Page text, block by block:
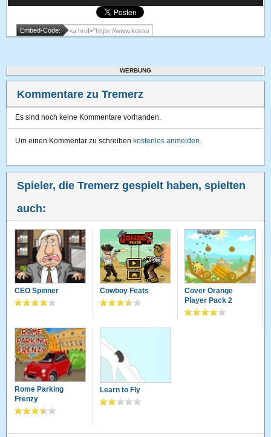
Embed-Code:
WERBUNG
Kommentare zu Tremerz
Es sind noch keine Kommentare vorhanden.
Um einen Kommentar zu schreiben kostenlos anmelden.
Spieler, die Tremerz gespielt haben, spielten
auch:
CEO Spinner Cowboy Feats
Cover Orange
Player Pack 2
Rome Parking
Frenzy
Learn to Fly